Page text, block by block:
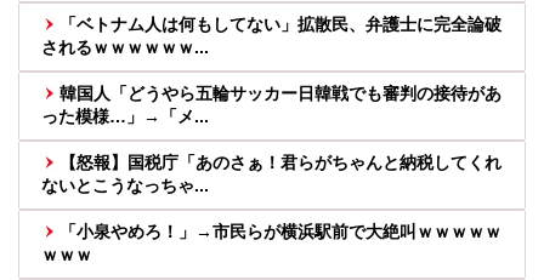
「ベトナム人は何もしてない」拡散民、弁護士に完全論破
されるｗｗｗｗｗｗ...
韓国人「どうやら五輪サッカー日韓戦でも審判の接待があ
った模様…」→「メ...
【怒報】国税庁「あのさぁ！君らがちゃんと納税してくれ
ないとこうなっちゃ...
「小泉やめろ！」→市民らが横浜駅前で大絶叫ｗｗｗｗｗ
ｗｗｗ